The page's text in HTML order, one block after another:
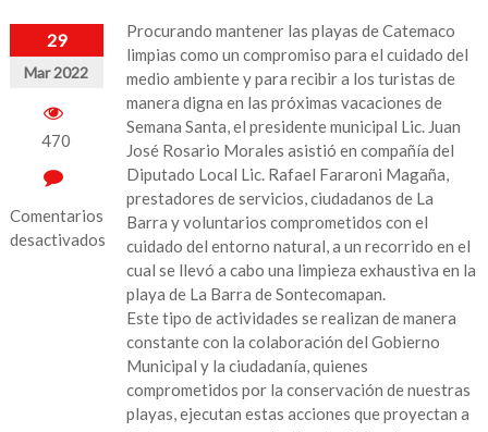
29
Mar 2022
470
Comentarios
desactivados
Procurando mantener las playas de Catemaco
limpias como un compromiso para el cuidado del
medio ambiente y para recibir a los turistas de
manera digna en las próximas vacaciones de
Semana Santa, el presidente municipal Lic. Juan
José Rosario Morales asistió en compañía del
Diputado Local Lic. Rafael Fararoni Magaña,
prestadores de servicios, ciudadanos de La
Barra y voluntarios comprometidos con el
cuidado del entorno natural, a un recorrido en el
cual se llevó a cabo una limpieza exhaustiva en la
playa de La Barra de Sontecomapan.
Este tipo de actividades se realizan de manera
constante con la colaboración del Gobierno
Municipal y la ciudadanía, quienes
comprometidos por la conservación de nuestras
playas, ejecutan estas acciones que proyectan a